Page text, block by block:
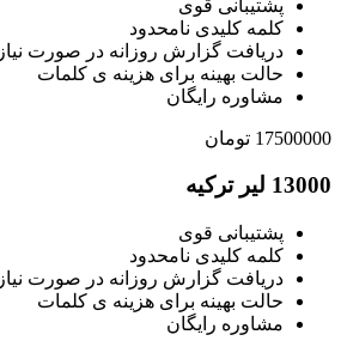
پشتیبانی قوی
کلمه کلیدی نامحدود
دریافت گزارش روزانه در صورت نیاز
حالت بهینه برای هزینه ی کلمات
مشاوره رایگان
17500000 تومان
13000 لیر ترکیه
پشتیبانی قوی
کلمه کلیدی نامحدود
دریافت گزارش روزانه در صورت نیاز
حالت بهینه برای هزینه ی کلمات
مشاوره رایگان